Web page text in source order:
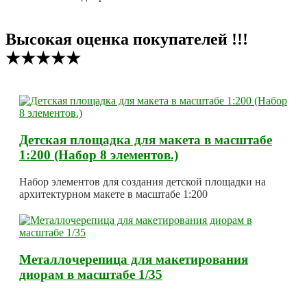
Высокая оценка покупателей !!!
★★★★★
Детская площадка для макета в масштабе
1:200 (Набор 8 элементов.)
Набор элементов для создания детской площадки на
архитектурном макете в масштабе 1:200
Металлочерепица для макетирования
диорам в масштабе 1/35